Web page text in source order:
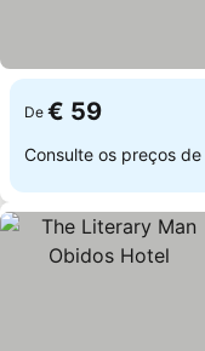
De € 59
Consulte os preços de